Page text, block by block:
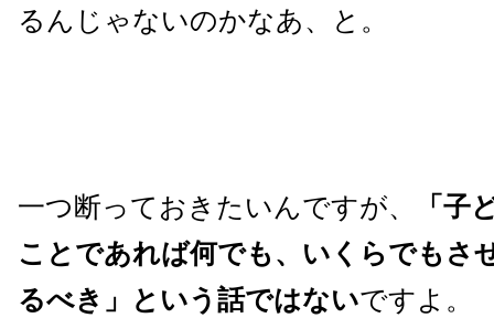
るんじゃないのかなあ、と。
一つ断っておきたいんですが、
「子
ことであれば何でも、いくらでもさ
るべき」という話ではないですよ。